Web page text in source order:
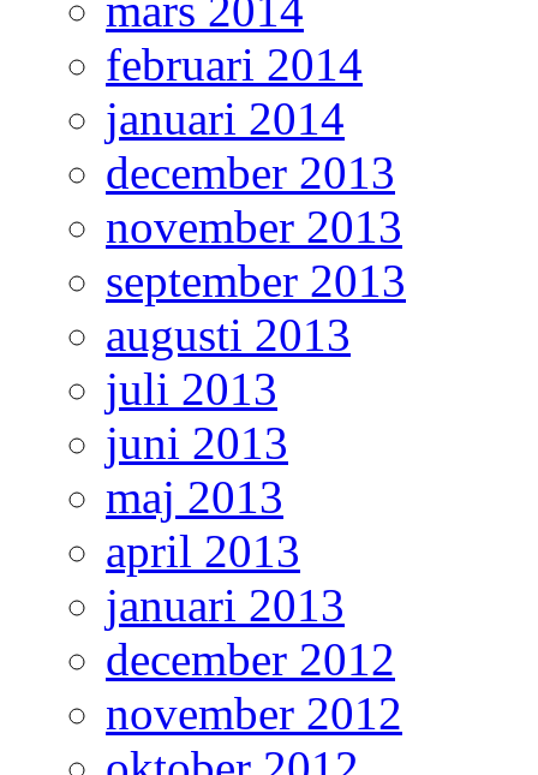
februari 2014
januari 2014
december 2013
november 2013
september 2013
augusti 2013
juli 2013
juni 2013
maj 2013
april 2013
januari 2013
december 2012
november 2012